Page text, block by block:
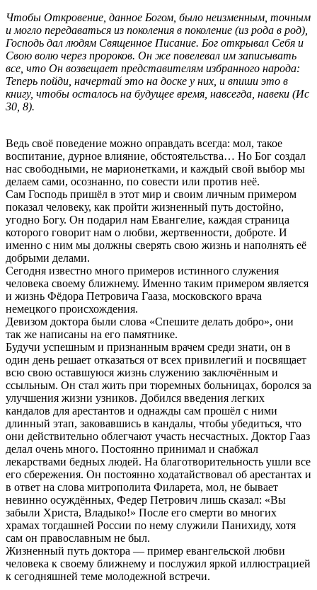
Чтобы Откровение, данное Богом, было неизменным, точным
и могло передаваться из поколения в поколение (из рода в род),
Господь дал людям Священное Писание. Бог открывал Себя и
Свою волю через пророков. Он же повелевал им записывать
все, что Он возвещает представителям избранного народа:
Теперь пойди, начертай это на доске у них, и впиши это в
книгу, чтобы осталось на будущее время, навсегда, навеки (Ис
30, 8).
Ведь своё поведение можно оправдать всегда: мол, такое
воспитание, дурное влияние, обстоятельства… Но Бог создал
нас свободными, не марионетками, и каждый свой выбор мы
делаем сами, осознанно, по совести или против неё.
Сам Господь пришёл в этот мир и своим личным примером
показал человеку, как пройти жизненный путь достойно,
угодно Богу. Он подарил нам Евангелие, каждая страница
которого говорит нам о любви, жертвенности, доброте. И
именно с ним мы должны сверять свою жизнь и наполнять её
добрыми делами.
Сегодня известно много примеров истинного служения
человека своему ближнему. Именно таким примером является
и жизнь Фёдора Петровича Гааза, московского врача
немецкого происхождения.
Девизом доктора были слова «Спешите делать добро», они
так же написаны на его памятнике.
Будучи успешным и признанным врачем среди знати, он в
один день решает отказаться от всех привилегий и посвящает
всю свою оставшуюся жизнь служению заключённым и
ссыльным. Он стал жить при тюремных больницах, боролся за
улучшения жизни узников. Добился введения легких
кандалов для арестантов и однажды сам прошёл с ними
длинный этап, заковавшись в кандалы, чтобы убедиться, что
они действительно облегчают участь несчастных. Доктор Гааз
делал очень много. Постоянно принимал и снабжал
лекарствами бедных людей. На благотворительность ушли все
его сбережения. Он постоянно ходатайствовал об арестантах и
в ответ на слова митрополита Филарета, мол, не бывает
невинно осуждённых, Федер Петрович лишь сказал: «Вы
забыли Христа, Владыко!» После его смерти во многих
храмах тогдашней России по нему служили Панихиду, хотя
сам он православным не был.
Жизненный путь доктора — пример евангельской любви
человека к своему ближнему и послужил яркой иллюстрацией
к сегодняшней теме молодежной встречи.